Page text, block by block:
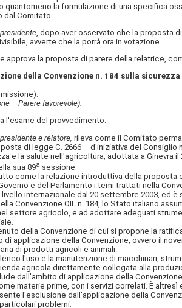
quantomeno la formulazione di una specifica
dal Comitato.
presidente , dopo aver osservato che la proposta
avverte che la porrà ora in votazione.
approva la proposta di parere della relatrice,
della Convenzione n. 184 sulla
– Parere favorevole).
l'esame del provvedimento.
presidente e relatore, rileva come il Comitato
di legge C. 2666 – d'iniziativa del
e la salute nell'agricoltura, adottata a Ginevra
sua 89a sessione.
come la relazione introduttiva della proposta
e del Parlamento i temi trattati nella
internazionale dal 20 settembre 2003, ed
Convenzione OIL n. 184, lo Stato italiano
settore agricolo, e ad adottare adeguati
della Convenzione di cui si propone la
di applicazione della Convenzione, ovvero il
di prodotti agricoli e animali.
l'uso e la manutenzione di macchinari,
agricola direttamente collegata alla
dall'ambito di applicazione della
materie prime, con i servizi correlati. È
l'esclusione dall'applicazione della
problemi.